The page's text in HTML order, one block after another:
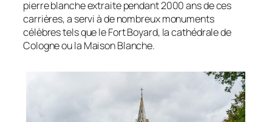
pierre blanche extraite pendant 2000 ans de ces
carrières, a servi à de nombreux monuments
célèbres tels que le Fort Boyard, la cathédrale de
Cologne ou la Maison Blanche.